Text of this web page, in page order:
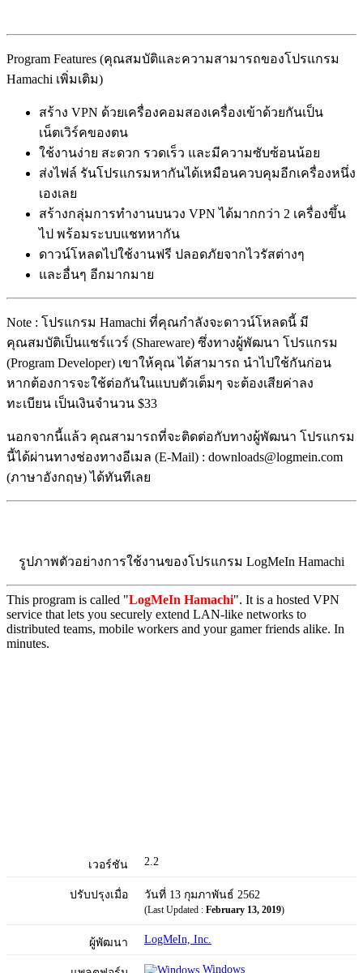
Program Features (คุณสมบัติและความสามารถของโปรแกรม
Hamachi เพิ่มเติม)
สร้าง VPN ด้วยเครื่องคอมสองเครื่องเข้าด้วยกันเป็น
เน็ตเวิร์คของตน
ใช้งานง่าย สะดวก รวดเร็ว และมีความซับซ้อนน้อย
ส่งไฟล์ รันโปรแกรมหากันได้เหมือนควบคุมอีกเครื่องหนึ่ง
เองเลย
สร้างกลุ่มการทำงานบนวง VPN ได้มากกว่า 2 เครื่องขึ้น
ไป พร้อมระบบแชทหากัน
ดาวน์โหลดไปใช้งานฟรี ปลอดภัยจากไวรัสต่างๆ
และอื่นๆ อีกมากมาย
Note : โปรแกรม Hamachi ที่คุณกำลังจะดาวน์โหลดนี้ มี
คุณสมบัติเป็นแชร์แวร์ (Shareware) ซึ่งทางผู้พัฒนา โปรแกรม
(Program Developer) เขาให้คุณ ได้สามารถ นำไปใช้กันก่อน
หากต้องการจะใช้ต่อกันในแบบตัวเต็มๆ จะต้องเสียค่าลง
ทะเบียน เป็นเงินจำนวน $33
นอกจากนี้แล้ว คุณสามารถที่จะติดต่อกับทางผู้พัฒนา โปรแกรม
นี้ได้ผ่านทางช่องทางอีเมล (E-Mail) : downloads@logmein.com
(ภาษาอังกฤษ) ได้ทันทีเลย
รูปภาพตัวอย่างการใช้งานของโปรแกรม LogMeIn Hamachi
This program is called "LogMeIn Hamachi". It is a hosted VPN
service that lets you securely extend LAN-like networks to
distributed teams, mobile workers and your gamer friends alike. In
minutes.
เวอร์ชัน 2.2
ปรับปรุงเมื่อ วันที่ 13 กุมภาพันธ์ 2562
(Last Updated : February 13, 2019)
ผู้พัฒนา LogMeIn, Inc.
Windows